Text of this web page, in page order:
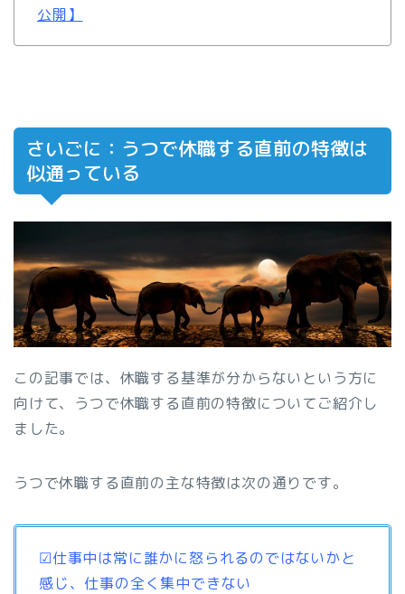
公開】
さいごに：うつで休職する直前の特徴は
似通っている
この記事では、休職する基準が分からないという方に
向けて、うつで休職する直前の特徴についてご紹介し
ました。
うつで休職する直前の主な特徴は次の通りです。
☑仕事中は常に誰かに怒られるのではないかと
感じ、仕事の全く集中できない